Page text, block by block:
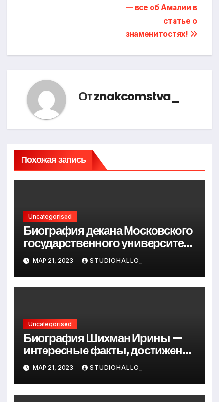
— все об Амалии в
статье о
знаменитостях!
Отznakcomstva_
Похожая запись
Uncategorised
Биография декана Московского
государственного университета
Андрея Сидорова — от студента
до руководителя
МАР 21, 2023 STUDIOHALLO_
Uncategorised
Биография Шихман Ирины —
интересные факты, достижения
и путь к успеху
МАР 21, 2023 STUDIOHALLO_